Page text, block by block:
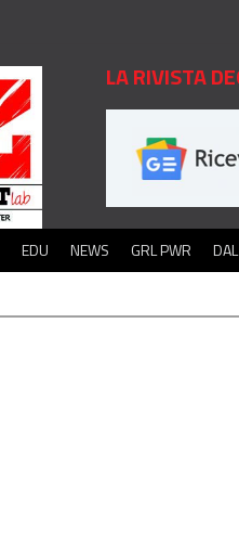
LA RIVISTA
EDU NEWS GRL PWR